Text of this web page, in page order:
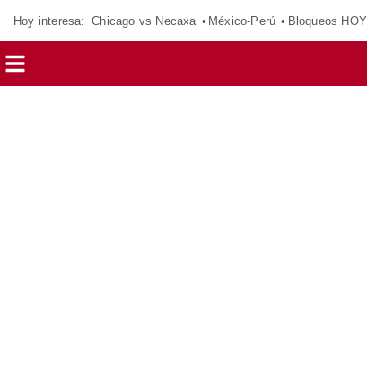
Hoy interesa: Chicago vs Necaxa México-Perú Bloqueos HOY